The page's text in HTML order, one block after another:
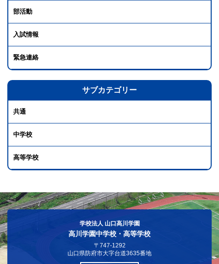
部活動
入試情報
緊急連絡
サブカテゴリー
共通
中学校
高等学校
学校法人 山口高川学園
高川学園中学校・高等学校
〒747-1292
山口県防府市大字台道3635番地